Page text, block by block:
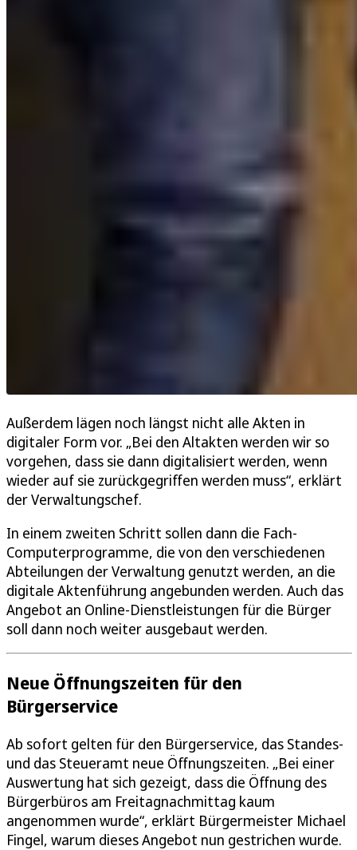
Außerdem lägen noch längst nicht alle Akten in
digitaler Form vor. „Bei den Altakten werden wir so
vorgehen, dass sie dann digitalisiert werden, wenn
wieder auf sie zurückgegriffen werden muss“, erklärt
der Verwaltungschef.
In einem zweiten Schritt sollen dann die Fach-
Computerprogramme, die von den verschiedenen
Abteilungen der Verwaltung genutzt werden, an die
digitale Aktenführung angebunden werden. Auch das
Angebot an Online-Dienstleistungen für die Bürger
soll dann noch weiter ausgebaut werden.
Neue Öffnungszeiten für den
Bürgerservice
Ab sofort gelten für den Bürgerservice, das Standes-
und das Steueramt neue Öffnungszeiten. „Bei einer
Auswertung hat sich gezeigt, dass die Öffnung des
Bürgerbüros am Freitagnachmittag kaum
angenommen wurde“, erklärt Bürgermeister Michael
Fingel, warum dieses Angebot nun gestrichen wurde.